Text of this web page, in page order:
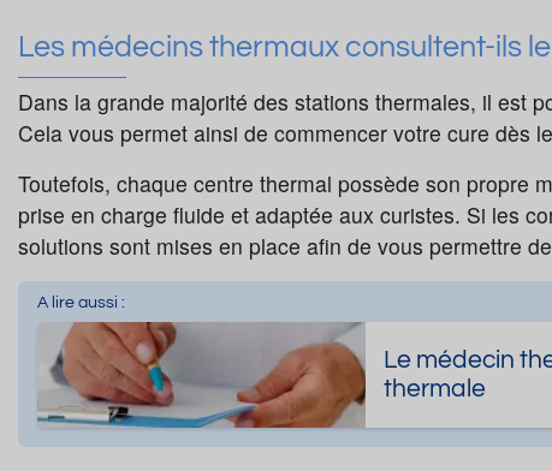
Les médecins thermaux consultent-ils
Dans la grande majorité des stations thermales, il est
Cela vous permet ainsi de commencer votre cure dès
Toutefois, chaque centre thermal possède son propre
prise en charge fluide et adaptée aux curistes. Si les
solutions sont mises en place afin de vous permettre
A lire aussi :
Le médecin
thermale